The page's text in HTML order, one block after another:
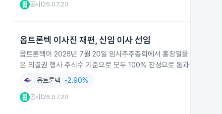
공시 26.07.20
옵트론텍 이사진 재편, 신임 이사 선임
옵트론텍이 2026년 7월 20일 임시주주총회에서 홍창일을 사내이사
은 의결권 행사 주식수 기준으로 모두 100% 찬성으로 통과됐습니다.
옵트론텍 -2.90%
공시 26.07.20